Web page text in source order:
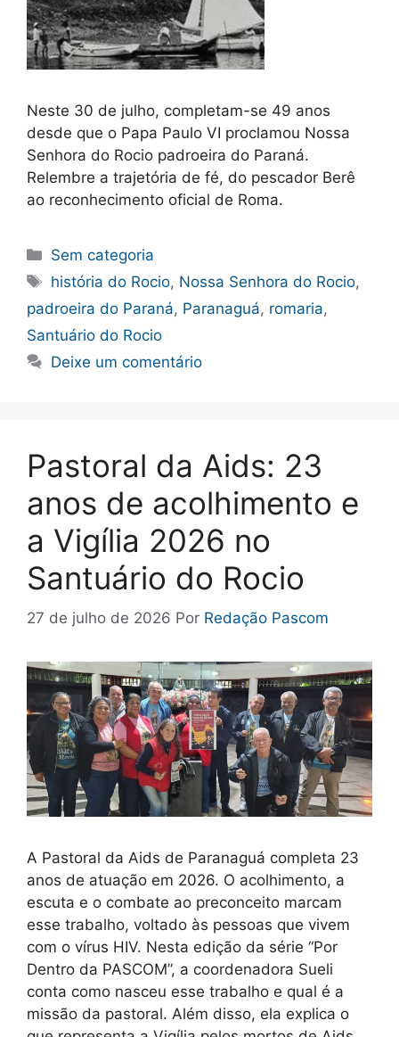
Neste 30 de julho, completam-se 49 anos
desde que o Papa Paulo VI proclamou Nossa
Senhora do Rocio padroeira do Paraná.
Relembre a trajetória de fé, do pescador Berê
ao reconhecimento oficial de Roma.
Categorias
Sem categoria
Tags
história do Rocio, Nossa Senhora do Rocio,
padroeira do Paraná, Paranaguá, romaria,
Santuário do Rocio
Deixe um comentário
Pastoral da Aids: 23
anos de acolhimento e
a Vigília 2026 no
Santuário do Rocio
27 de julho de 2026 Por Redação Pascom
A Pastoral da Aids de Paranaguá completa 23
anos de atuação em 2026. O acolhimento, a
escuta e o combate ao preconceito marcam
esse trabalho, voltado às pessoas que vivem
com o vírus HIV. Nesta edição da série “Por
Dentro da PASCOM”, a coordenadora Sueli
conta como nasceu esse trabalho e qual é a
missão da pastoral. Além disso, ela explica o